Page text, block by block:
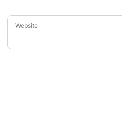
Website